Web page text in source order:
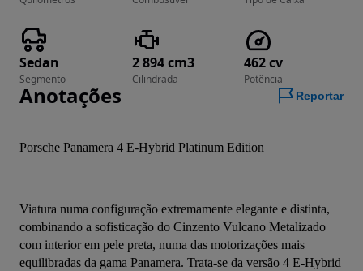
Sedan
Segmento
2 894 cm3
Cilindrada
462 cv
Potência
Anotações Reportar
Porsche Panamera 4 E-Hybrid Platinum Edition
Viatura numa configuração extremamente elegante e distinta,
combinando a sofisticação do Cinzento Vulcano Metalizado
com interior em pele preta, numa das motorizações mais
equilibradas da gama Panamera. Trata-se da versão 4 E-Hybrid